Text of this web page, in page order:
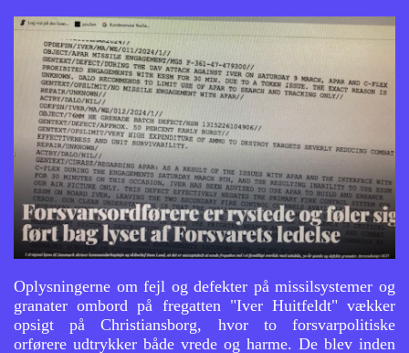
Oplysningerne om fejl og defekter på missilsystemer og
granater ombord på fregatten "Iver Huitfeldt" vækker
opsigt på Christiansborg, hvor to forsvarpolitiske
orførere udtrykker både vrede og harme. De blev inden